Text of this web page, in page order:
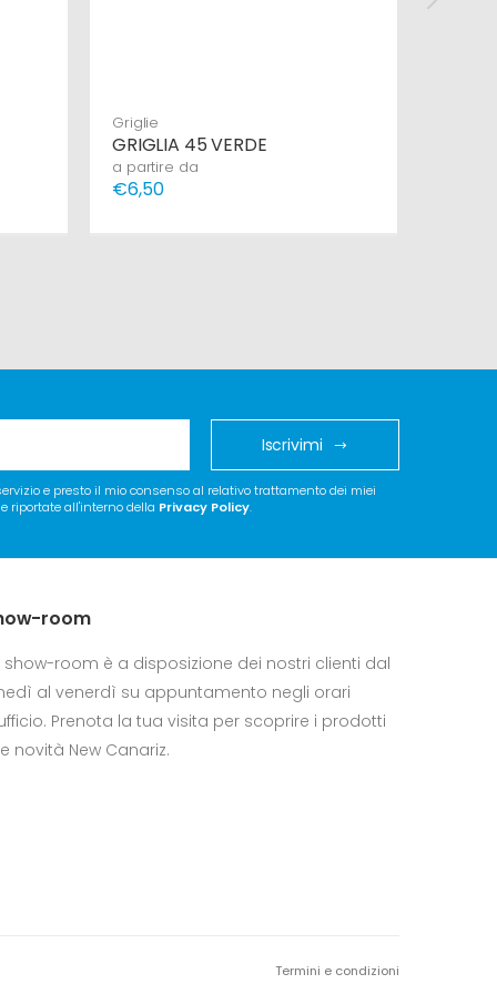
Griglie
GRIGLIA 45 VERDE
a partire da
€6,50
Iscrivimi
e presto il mio consenso al relativo trattamento dei miei
riportate all'interno della Privacy Policy.
room
show-room è a disposizione dei nostri clienti dal
al venerdì su appuntamento negli orari
Prenota la tua visita per scoprire i prodotti
novità New Canariz.
Termini e condizioni